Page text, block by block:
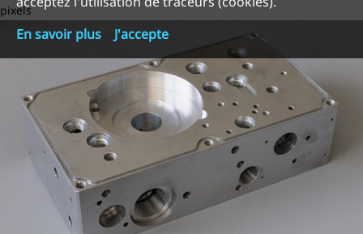
pixels
En savoir plus
J'accepte